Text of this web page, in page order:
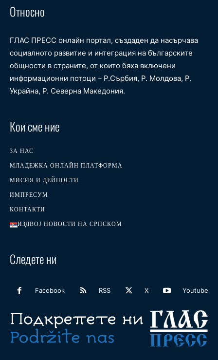
Относно
ГЛАС ПРЕСС онлайн портал, създаден да насърчава
социалното развитие и интеграция на българските
общности в страните, от които бяха включени
информационни потоци – Р.Сърбия, Р. Молдова, Р.
Украйна, Р. Северна Македония.
Кои сме ние
ЗА НАС
МЛАДЕЖКА ОНЛАЙН ПЛАТФОРМА
МИСИЯ И ДЕЙНОСТИ
ИМПРЕСУМ
КОНТАКТИ
ИЗДВОЈ НОВОСТИ НА СРПСКОМ
Следете ни
Facebook RSS X Youtube